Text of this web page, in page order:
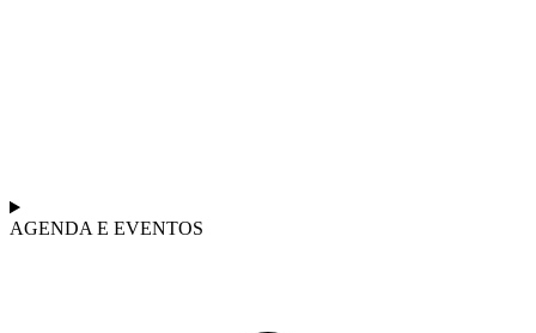
AGENDA E EVENTOS